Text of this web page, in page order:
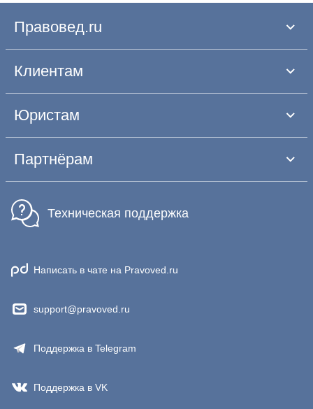
Правовед.ru
Клиентам
Юристам
Партнёрам
Техническая поддержка
Написать в чате на Pravoved.ru
support@pravoved.ru
Поддержка в Telegram
Поддержка в VK